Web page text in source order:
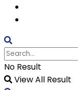
No Result
View All Result